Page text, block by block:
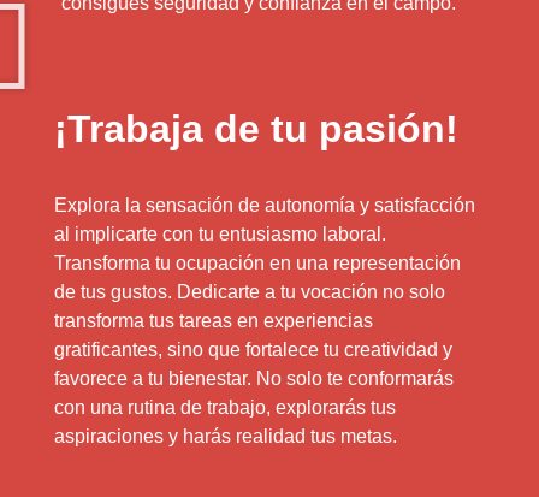
¡Trabaja de tu pasión!
Explora la sensación de autonomía y satisfacción
al implicarte con tu entusiasmo laboral.
Transforma tu ocupación en una representación
de tus gustos. Dedicarte a tu vocación no solo
transforma tus tareas en experiencias
gratificantes, sino que fortalece tu creatividad y
favorece a tu bienestar. No solo te conformarás
con una rutina de trabajo, explorarás tus
aspiraciones y harás realidad tus metas.